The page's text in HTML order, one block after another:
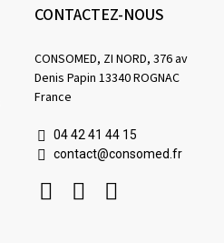
CONTACTEZ-NOUS
CONSOMED, ZI NORD, 376 av
Denis Papin 13340 ROGNAC
France
04 42 41 44 15
contact@consomed.fr